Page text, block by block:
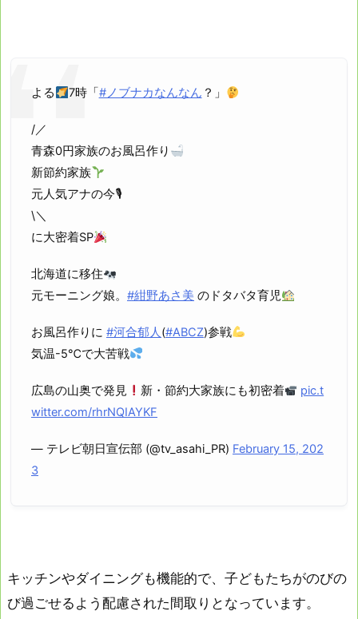
よる 7時「#ノブナカなんなん ？」
/／
青森0円家族のお風呂作り
新節約家族
元人気アナの今🎙
\＼
に大密着SP
北海道に移住
元モーニング娘。 #紺野あさ美 のドタバタ育児
お風呂作りに #河合郁人(#ABCZ)参戦
気温-5℃で大苦戦
広島の山奥で発見 新・節約大家族にも初密着
pic.t
witter.com/rhrNQIAYKF
— テレビ朝日宣伝部 (@tv_asahi_PR) February 15, 202
3
キッチンやダイニングも機能的で、子どもたちがのびの
び過ごせるよう配慮された間取りとなっています。